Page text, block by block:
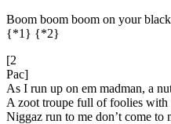
Boom boom boom on your
{*1} {*2}
[2
Pac]
As I run up on em madman, a
A zoot troupe full of foolies with
Niggaz run to me don’t come to